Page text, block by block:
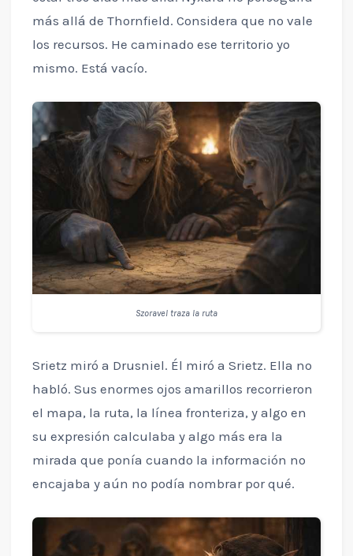
más allá de Thornfield. Considera que no vale
los recursos. He caminado ese territorio yo
mismo. Está vacío.
Szoravel traza la ruta
Srietz miró a Drusniel. Él miró a Srietz. Ella no
habló. Sus enormes ojos amarillos recorrieron
el mapa, la ruta, la línea fronteriza, y algo en
su expresión calculaba y algo más era la
mirada que ponía cuando la información no
encajaba y aún no podía nombrar por qué.